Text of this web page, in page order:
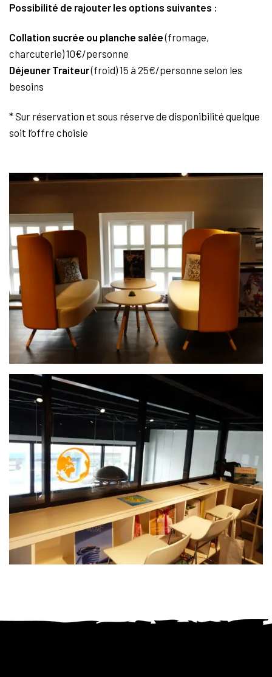
Possibilité de rajouter les options suivantes :
Collation sucrée ou planche salée(fromage,
charcuterie) 10€/personne
Déjeuner Traiteur(froid) 15 à 25€/personne selon les
besoins
* Sur réservation et sous réserve de disponibilité quelque
soit l’offre choisie